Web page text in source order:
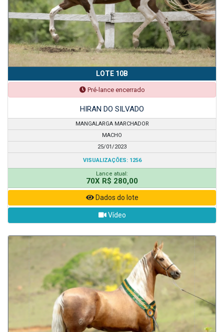
LOTE 10B
Pré-lance encerrado
HIRAN DO SILVADO
MANGALARGA MARCHADOR
MACHO
25/01/2023
VISUALIZAÇÕES: 1256
Lance atual:
70X R$ 280,00
Dados do lote
Vídeo